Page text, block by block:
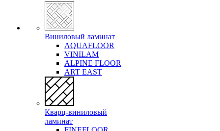
Виниловый ламинат
AQUAFLOOR
VINILAM
ALPINE FLOOR
ART EAST
Кварц-виниловый
ламинат